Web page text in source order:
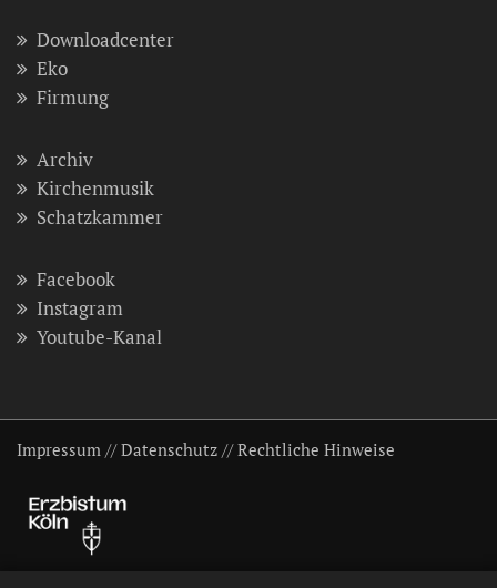
Downloadcenter
Eko
Firmung
Archiv
Kirchenmusik
Schatzkammer
Facebook
Instagram
Youtube-Kanal
Impressum //Datenschutz //Rechtliche Hinweise